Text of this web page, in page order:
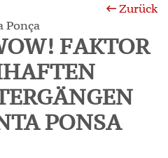
Zurück
Ponça
FAKTOR
PONSA